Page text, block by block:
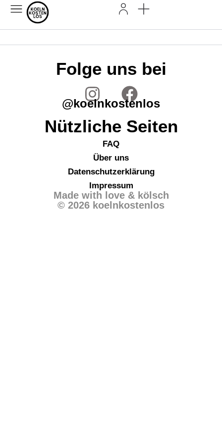
Folge uns bei
@koelnkostenlos
Nützliche Seiten
FAQ
Über uns
Datenschutzerklärung
Impressum
Made with love & kölsch
© 2026 koelnkostenlos